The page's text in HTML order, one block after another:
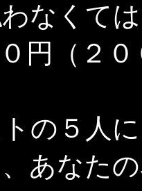
なくて
円（２０
の５人
あなた